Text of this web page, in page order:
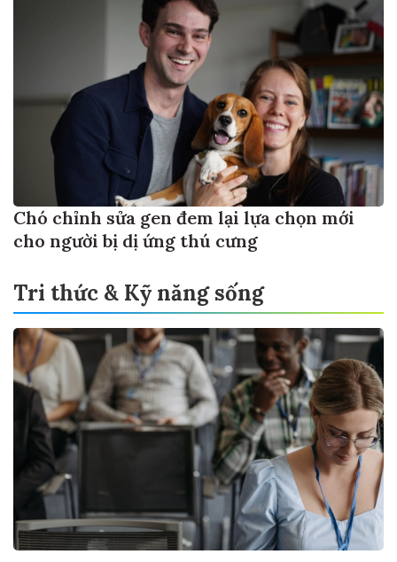
Chó chỉnh sửa gen đem lại lựa chọn mới
cho người bị dị ứng thú cưng
Tri thức & Kỹ năng sống